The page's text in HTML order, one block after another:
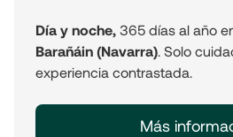
Día y noche, 365 días al año
Barañáin (Navarra). Solo
experiencia contrastada.
Más